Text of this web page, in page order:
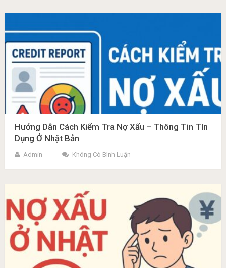
Hướng Dẫn Cách Kiểm Tra Nợ Xấu – Thông Tin Tín
Dụng Ở Nhật Bản
Admin Không Có Bình Luận